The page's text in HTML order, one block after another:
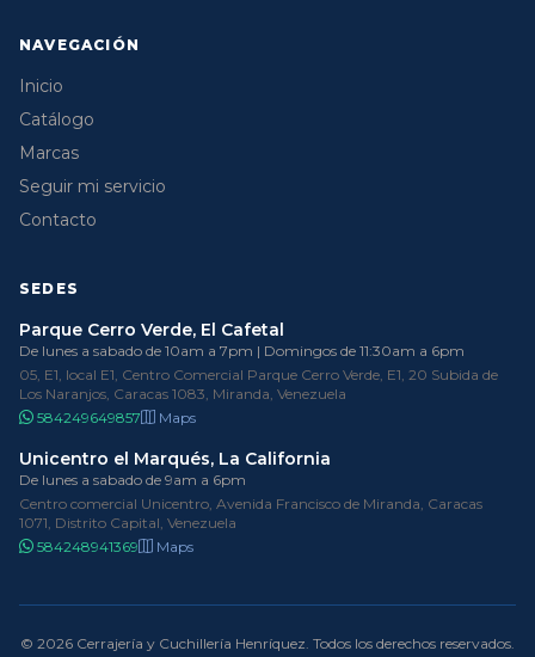
NAVEGACIÓN
Inicio
Catálogo
Marcas
Seguir mi servicio
Contacto
SEDES
Parque Cerro Verde, El Cafetal
De lunes a sabado de 10am a 7pm | Domingos de 11:30am a 6pm
05, E1, local E1, Centro Comercial Parque Cerro Verde, E1, 20 Subida de
Los Naranjos, Caracas 1083, Miranda, Venezuela
584249649857
Maps
Unicentro el Marqués, La California
De lunes a sabado de 9am a 6pm
Centro comercial Unicentro, Avenida Francisco de Miranda, Caracas
1071, Distrito Capital, Venezuela
584248941369
Maps
© 2026 Cerrajería y Cuchillería Henríquez. Todos los derechos reservados.